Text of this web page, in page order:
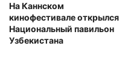
На Каннском
кинофестивале открылся
Национальный павильон
Узбекистана